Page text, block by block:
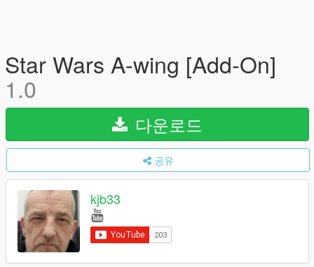
Star Wars A-wing [Add-On]
1.0
다운로드
공유
kjb33